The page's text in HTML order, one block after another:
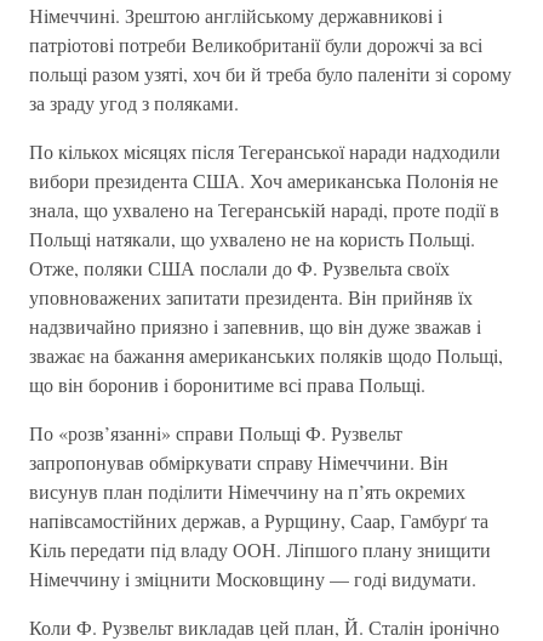
Нiмеччинi. Зрештою англiйському державниковi i
патрiотовi потреби Великобританiї були дорожчi за всi
польщi разом узятi, хоч би й треба було паленiти зi сорому
за зраду угод з поляками.
По кiлькох мiсяцях пiсля Тегеранської наради надходили
вибори президента США. Хоч американська Полонiя не
знала, що ухвалено на Тегеранськiй нарадi, проте подiї в
Польщi натякали, що ухвалено не на користь Польщi.
Отже, поляки США послали до Ф. Рузвельта своїх
уповноважених запитати президента. Вiн прийняв їх
надзвичайно приязно i запевнив, що вiн дуже зважав i
зважає на бажання американських полякiв щодо Польщi,
що вiн боронив i боронитиме всi права Польщi.
По «розв’язаннi» справи Польщi Ф. Рузвельт
запропонував обмiркувати справу Нiмеччини. Вiн
висунув план подiлити Нiмеччину на п’ять окремих
напiвсамостiйних держав, а Рурщину, Саар, Гамбурґ та
Кiль передати пiд владу ООН. Лiпшого плану знищити
Нiмеччину i змiцнити Московщину — годi видумати.
Коли Ф. Рузвельт викладав цей план, Й. Сталiн iронiчно